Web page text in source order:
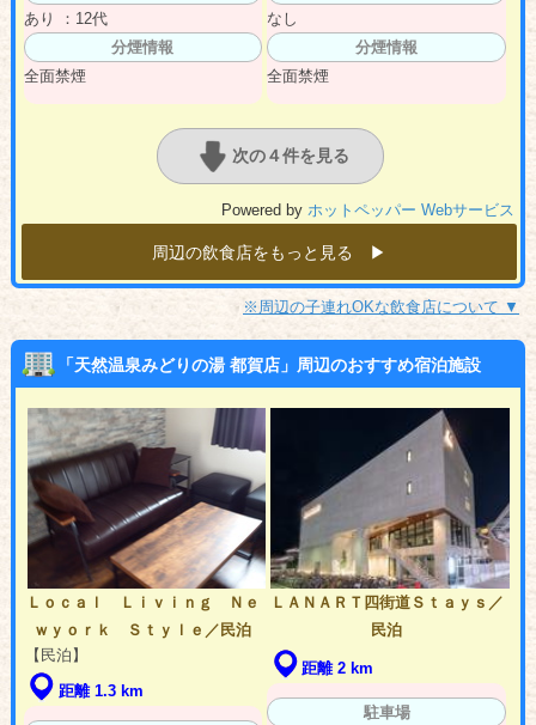
あり ：12代
分煙情報
全面禁煙
なし
分煙情報
全面禁煙
次の４件を見る
Powered byホットペッパー Webサービス
周辺の飲食店をもっと見る ▶︎
※周辺の子連れOKな飲食店について ▼
「天然温泉みどりの湯 都賀店」周辺のおすすめ宿泊施設
Ｌｏｃａｌ Ｌｉｖｉｎｇ Ｎｅ
ｗｙｏｒｋ Ｓｔｙｌｅ／民泊
【民泊】
距離 1.3 km
ＬＡＮＡＲＴ四街道Ｓｔａｙｓ／
民泊
距離 2 km
駐車場